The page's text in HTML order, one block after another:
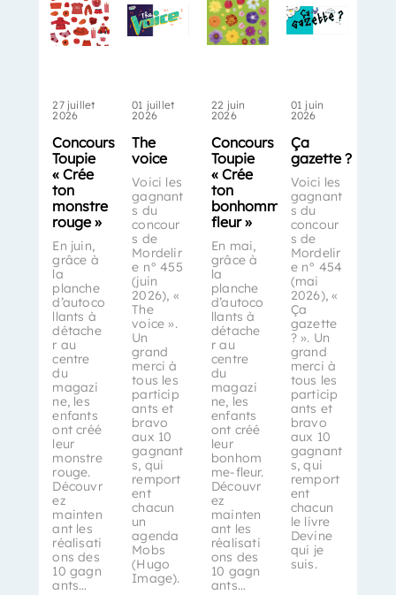
27 juillet
2026
Concours
Toupie
« Crée
ton
monstre
rouge »
En juin,
grâce à
la
planche
d’autoco
llants à
détache
r au
centre
du
magazi
ne, les
enfants
ont créé
leur
monstre
rouge.
Découvr
ez
mainten
ant les
réalisati
ons des
10 gagn
ants…
01 juillet
2026
The
voice
Voici les
gagnant
s du
concour
s de
Mordelir
e n° 455
(juin
2026), «
The
voice ».
Un
grand
merci à
tous les
particip
ants et
bravo
aux 10
gagnant
s, qui
remport
ent
chacun
un
agenda
Mobs
(Hugo
Image).
22 juin
2026
Concours
Toupie
« Crée
ton
bonhomme-
fleur »
En mai,
grâce à
la
planche
d’autoco
llants à
détache
r au
centre
du
magazi
ne, les
enfants
ont créé
leur
bonhom
me-fleur.
Découvr
ez
mainten
ant les
réalisati
ons des
10 gagn
ants…
01 juin
2026
Ça
gazette ?
Voici les
gagnant
s du
concour
s de
Mordelir
e n° 454
(mai
2026), «
Ça
gazette
? ». Un
grand
merci à
tous les
particip
ants et
bravo
aux 10
gagnant
s, qui
remport
ent
chacun
le livre
Devine
qui je
suis.